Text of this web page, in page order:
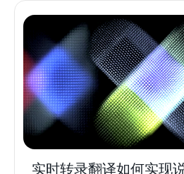
实时转录翻译如何实现